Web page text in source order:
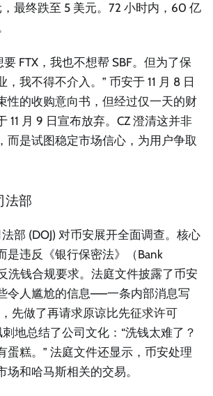
最终跌至 5 美元。72 小时内，60 亿
要 FTX，我也不想帮 SBF。但为了保
我不得不介入。” 币安于 11 月 8 日
性的收购意向书，但经过仅一天的财
11 月 9 日宣布放弃。CZ 澄清这并非
而是试图稳定市场信心，为用户争取
法部
部 (DOJ) 对币安展开全面调查。核心
是违反《银行保密法》（Bank
洗钱合规要求。法庭文件披露了币安
令人尴尬的信息——一条内部消息写
先做了再请求原谅比先征求许可
地总结了公司文化：“洗钱太难了？
蛋糕。” 法庭文件还显示，币安处理
场和哈马斯相关的交易。